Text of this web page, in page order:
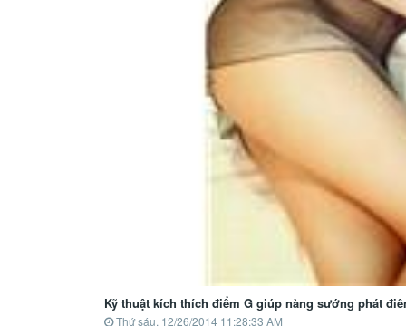
Kỹ thuật kích thích điểm G giúp nàng sướng phát
Thứ sáu, 12/26/2014 11:28:33 AM